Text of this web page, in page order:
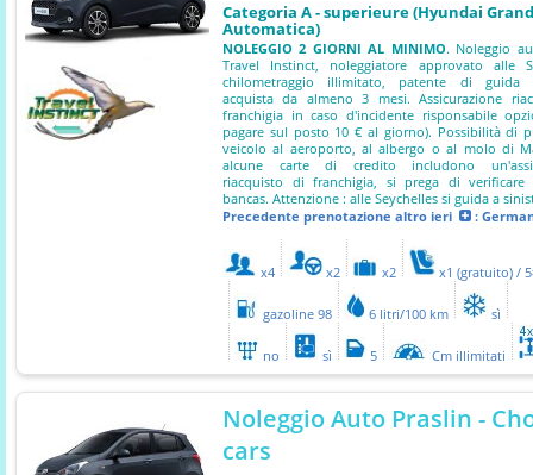
Categoria A - superieure (Hyundai
Automatica)
NOLEGGIO 2 GIORNI AL MINIMO. Noleggio
Travel Instinct, noleggiatore approvato alle
chilometraggio illimitato, patente di guida
acquista da almeno 3 mesi. Assicurazione
franchigia in caso d'incidente risponsabile
pagare sul posto 10 € al giorno). Possibilità di
veicolo al aeroporto, al albergo o al molo di
alcune carte di credito includono
riacquisto di franchigia, si prega di verificare
bancas. Attenzione : alle Seychelles si guida a
Precedente prenotazione altro ieri :
x4 x2 x2 x1 (gratuito) /
gazoline 98 6 litri/100 km sì
no sì 5 Cm illimitati
Noleggio Auto Praslin -
cars